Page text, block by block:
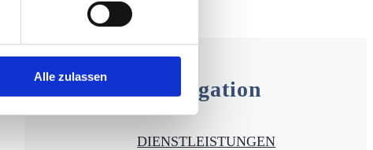
Alle zulassen
Navigation
DIENSTLEISTUNGEN